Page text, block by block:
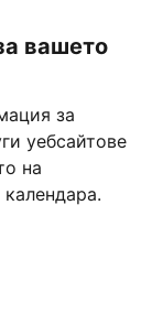
вашето
за
уебсайтове
на